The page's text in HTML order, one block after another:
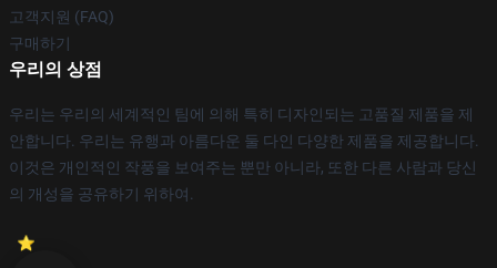
고객지원 (FAQ)
구매하기
우리의 상점
우리는 우리의 세계적인 팀에 의해 특히 디자인되는 고품질 제품을 제
안합니다. 우리는 유행과 아름다운 둘 다인 다양한 제품을 제공합니다.
이것은 개인적인 작풍을 보여주는 뿐만 아니라, 또한 다른 사람과 당신
의 개성을 공유하기 위하여.